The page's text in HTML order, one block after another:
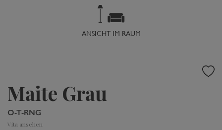
ANSICHT IM RAUM
Maite Grau
O-T-RNG
Vita ansehen